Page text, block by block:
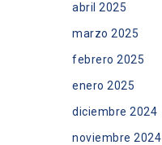
abril 2025
marzo 2025
febrero 2025
enero 2025
diciembre 2024
noviembre 2024